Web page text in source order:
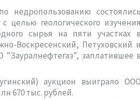
недропользованию состоялись
целью геологического изучения
сырья на пяти участках в
Воскресенский, Петуховский и
заплатившее в
аукцион выиграло ООО
670 тыс. рублей.